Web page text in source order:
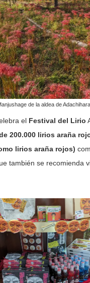
de la aldea de
el Festival del Lirio
200.000 lirios araña
lirios araña rojos)
también se recomienda